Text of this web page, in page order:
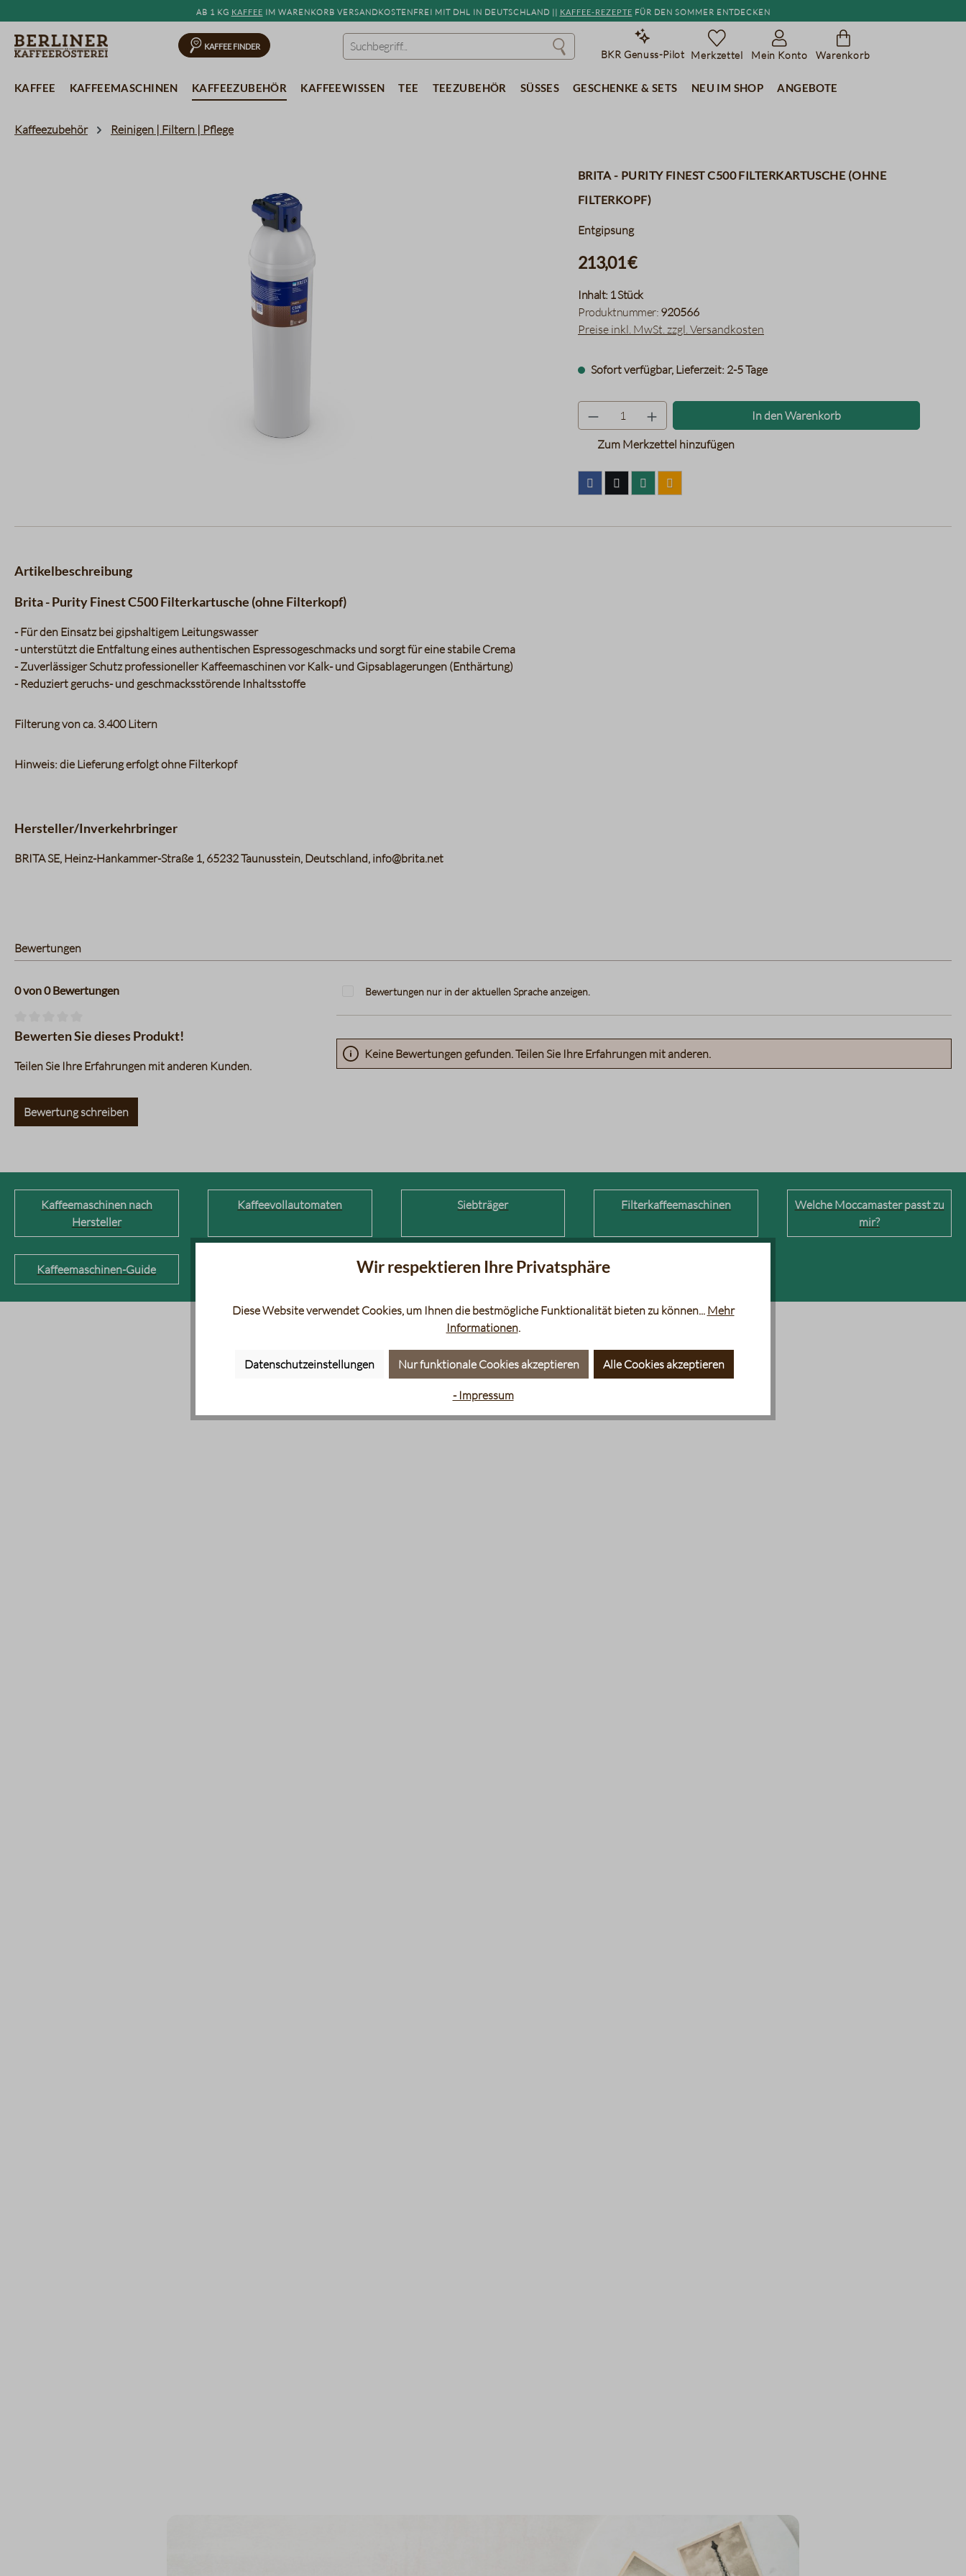
Zur Hauptnavigation springenAb 1 kg Kaffee im Warenkorb versandkostenfrei mit DHL in Deutschland || Kaffee-Rezepte für den Sommer entdecken
Kaffee Finder
BKR Genuss-Pilot Merkzettel Mein Konto Warenkorb
Kaffee Kaffeemaschinen Kaffeezubehör Kaffeewissen Tee Teezubehör Süßes Geschenke & Sets Neu im Shop Angebote
Kaffeezubehör Reinigen | Filtern | Pflege
Brita - Purity Finest C500 Filterkartusche (ohne
Filterkopf)
Entgipsung
213,01 €
Inhalt: 1 Stück
Produktnummer: 920566
Preise inkl. MwSt. zzgl. Versandkosten
Sofort verfügbar, Lieferzeit: 2-5 Tage
Produkt Anzahl: Gib den gewünschten
In den Warenkorb
Zum Merkzettel hinzufügen
Artikelbeschreibung
Brita - Purity Finest C500 Filterkartusche (ohne Filterkopf)
- Für den Einsatz bei gipshaltigem Leitungswasser
- unterstützt die Entfaltung eines authentischen Espressogeschmacks und sorgt für eine stabile Crema
- Zuverlässiger Schutz professioneller Kaffeemaschinen vor Kalk- und Gipsablagerungen (Enthärtung)
- Reduziert geruchs- und geschmacksstörende Inhaltsstoffe
Filterung von ca. 3.400 Litern
Hinweis: die Lieferung erfolgt ohne Filterkopf
Hersteller/Inverkehrbringer
BRITA SE, Heinz-Hankammer-Straße 1, 65232 Taunusstein, Deutschland, info@brita.net
Bewertungen
0 von 0 Bewertungen
Durchschnittliche Bewertung von 0 von 5 Sternen
Bewerten Sie dieses Produkt!
Teilen Sie Ihre Erfahrungen mit anderen Kunden.
Bewertung schreiben
Bewertungen nur in der aktuellen Sprache anzeigen.
Keine Bewertungen gefunden. Teilen Sie Ihre Erfahrungen mit anderen.
Kaffeemaschinen nach
Hersteller
Kaffeevollautomaten Siebträger Filterkaffeemaschinen
Welche Moccamaster passt zu
mir?
Kaffeemaschinen-Guide Wir respektieren Ihre Privatsphäre
Diese Website verwendet Cookies, um Ihnen die bestmögliche Funktionalität bieten zu können... Mehr
Informationen.
Datenschutzeinstellungen Nur funktionale Cookies akzeptieren Alle Cookies akzeptieren
- Impressum